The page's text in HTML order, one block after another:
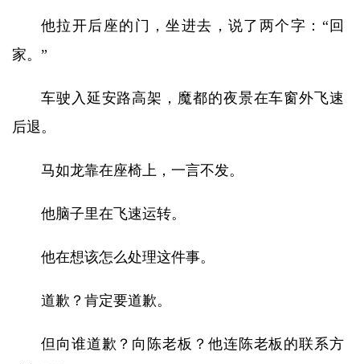
他拉开后座的门，坐进去，说了两个字：“回
家。”
车驶入延安路高架，魔都的夜景在车窗外飞速
后退。
马如龙靠在座椅上，一言不发。
他脑子里在飞速运转。
他在想该怎么处理这件事。
道歉？肯定要道歉。
但向谁道歉？向陈老板？他连陈老板的联系方